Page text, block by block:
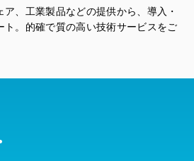
、工業製品などの提供から、導入・
ト。的確で質の高い技術サービスをご